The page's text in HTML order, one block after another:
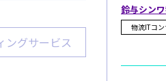
ングサービス
鈴与シン
物流ITコ